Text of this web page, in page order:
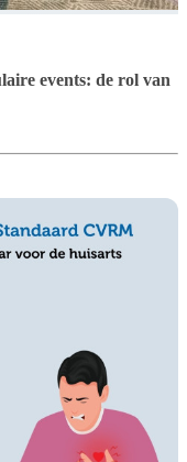
events: de rol van